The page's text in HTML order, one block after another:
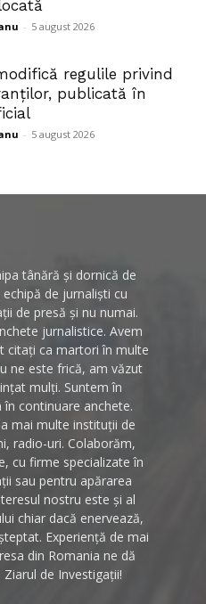
- 5 august 2026
regulile privind
publicată în
- 5 august 2026
tânără și dornică de
de jurnaliști cu
de presă și nu numai.
jurnalistice. Avem
citați ca martori în multe
ne este frică, am văzut
mulți. Suntem în
continuare anchete.
mai multe instituții de
radio-uri. Colaborăm,
cu firme specializate în
sau pentru apărarea
nostru este și al
chiar dacă enervează,
Experiență de mai
din Romania ne dă
de Investigații!